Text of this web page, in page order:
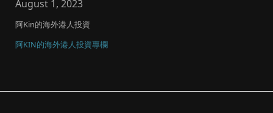
August 1, 2023
阿Kin的海外港人投資
阿KIN的海外港人投資專欄